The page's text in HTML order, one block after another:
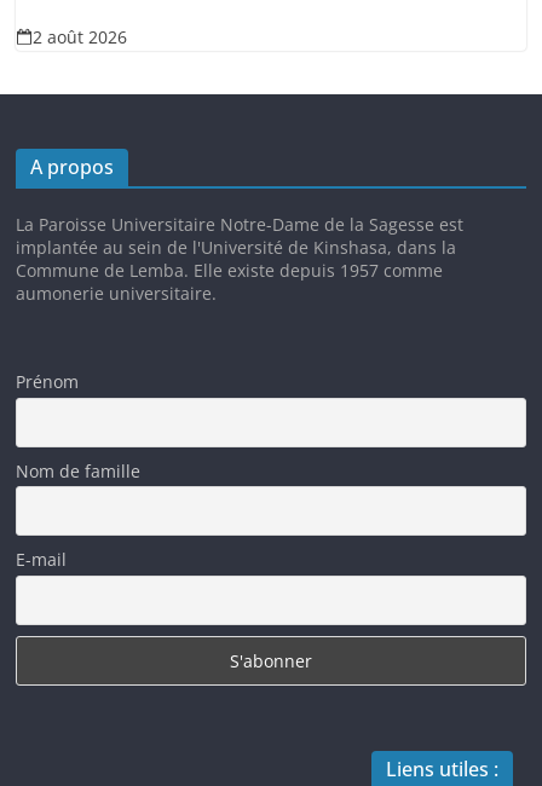
2 août 2026
A propos
La Paroisse Universitaire Notre-Dame de la Sagesse est
implantée au sein de l'Université de Kinshasa, dans la
Commune de Lemba. Elle existe depuis 1957 comme
aumonerie universitaire.
Prénom
Nom de famille
E-mail
Liens utiles :